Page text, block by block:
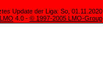
Update der Liga: So, 01.11.2020
LMO 4.0 - © 1997-2005 LMO-Group